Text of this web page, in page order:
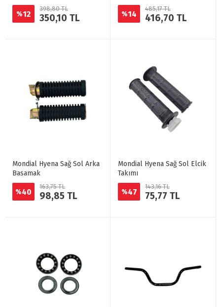
%12
398,80 TL
350,10 TL %14
485,17 TL
416,70 TL
Mondial Hyena Sağ Sol Arka
Basamak
%40
163,75 TL
98,85 TL
Mondial Hyena Sağ Sol Elcik
Takımı
%47
143,16 TL
75,77 TL